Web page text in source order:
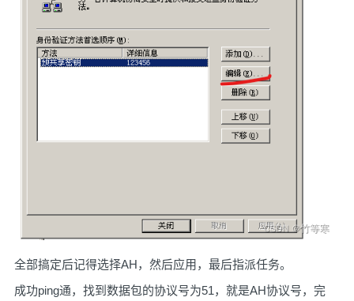
全部搞定后记得选择AH，然后应用，最后指派任务。
成功ping通，找到数据包的协议号为51，就是AH协议号，完